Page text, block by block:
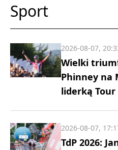
Sport
Wielki
Phinney na
liderką Tour
2026-08-07,
TdP 2026:
2026-08-07,